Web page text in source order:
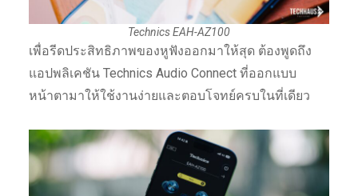
Technics EAH-AZ100
เพื่อรีดประสิทธิภาพของหูฟังออกมาให้สุด ต้องพูดถึง
แอปพลิเคชัน Technics Audio Connect ที่ออกแบบ
หน้าตามาให้ใช้งานง่ายและตอบโจทย์ครบในที่เดียว